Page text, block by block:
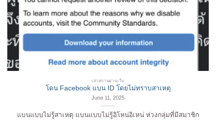
เล่าความผ่านเว็บ
โดน Facebook แบน ID โดยไม่ทราบสาเหตุ
June 11, 2025
แบนแบบไม่รู้สาเหตุ แบนแบบไม่รู้อิโหน่อิเหน่ ห่วงกลุ่มที่มีสมาชิก